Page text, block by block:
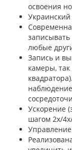
освоения
любые
Запись и
камеры,
Ускорение
шагом 2х/